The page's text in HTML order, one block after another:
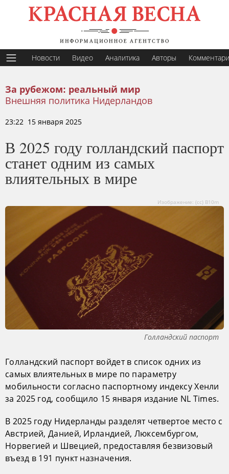
Новости Видео Аналитика Авторы
За рубежом: реальный мир
Внешняя политика Нидерландов
23:22 15 января 2025
В 2025 году голландский паспорт
станет одним из самых
влиятельных в мире
Изображение: (сс) B10m
Голландский паспорт
Голландский паспорт войдет в список одних из
самых влиятельных в мире по параметру
мобильности согласно паспортному индексу Хенли
за 2025 год, сообщило 15 января издание NL Times.
В 2025 году Нидерланды разделят четвертое место с
Австрией, Данией, Ирландией, Люксембургом,
Норвегией и Швецией, предоставляя безвизовый
въезд в 191 пункт назначения.